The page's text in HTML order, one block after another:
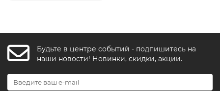
Будьте в центре событий - подпишитесь на
наши новости! Новинки, скидки, акции.
F FishkaAI
Обычно отвечаем за минуту